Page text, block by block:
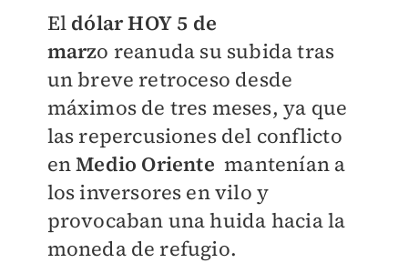
El dólar HOY 5 de
marzo reanuda su subida tras
un breve retroceso desde
máximos de tres meses, ya que
las repercusiones del conflicto
enMedio Oriente mantenían a
los inversores en vilo y
provocaban una huida hacia la
moneda de refugio.